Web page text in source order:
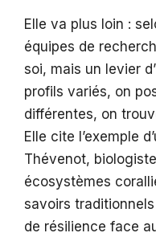
Elle va plus loin :
équipes de
soi, mais un levier
profils variés, on
différentes, on
Elle cite l’exemple
Thévenot,
écosystèmes
savoirs
de résilience face